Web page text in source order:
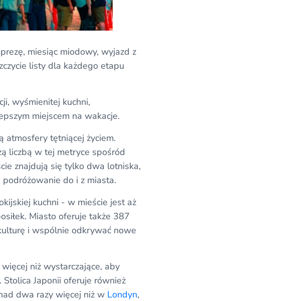
miesiąc miodowy, wyjazd z
listy dla każdego etapu
wyśmienitej kuchni,
miejscem na wakacje.
atmosfery tętniącej życiem.
liczbą w tej metryce spośród
znajdują się tylko dwa lotniska,
do i z miasta.
kuchni - w mieście jest aż
Miasto oferuje także 387
i wspólnie odkrywać nowe
niż wystarczające, aby
Japonii oferuje również
dwa razy więcej niż w Londyn,